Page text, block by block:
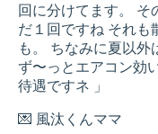
回に分けてます。 そ
だ１回ですね それも
も。 ちなみに夏以外
ず〜っとエアコン効
待遇ですネ 」
💌 風汰くんママ